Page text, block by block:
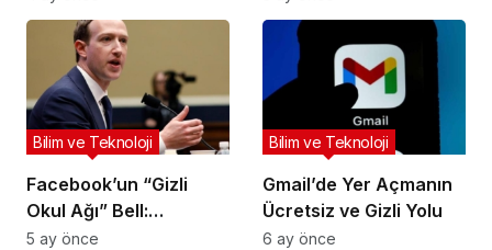
Facebook’un “Gizli
Okul Ağı” Bell:
Mahkeme Belgeleriyle
Bilim ve Teknoloji
5 ay önce
Gmail’de Yer Açmanın
Ücretsiz ve Gizli Yolu
Bilim ve Teknoloji
6 ay önce